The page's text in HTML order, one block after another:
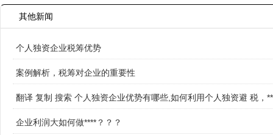
其他新闻
个人独资企业税筹优势
案例解析，税筹对企业的重要性
翻译 复制 搜索 个人独资企业优势有哪些,如何利用个人独资避 税，
企业利润大如何做****？？？